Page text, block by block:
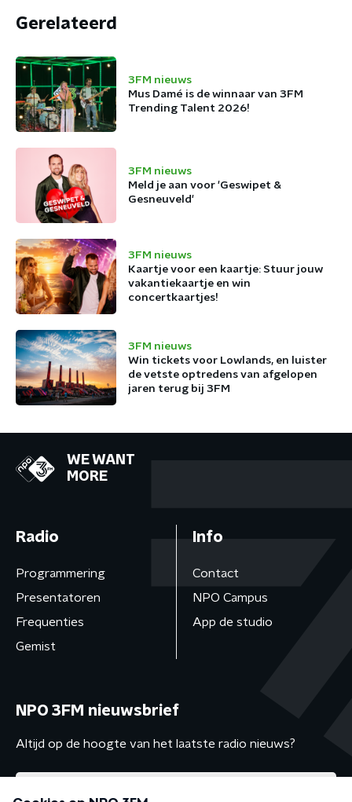
Gerelateerd
3FM nieuws
Mus Damé is de winnaar van 3FM
Trending Talent 2026!
3FM nieuws
Meld je aan voor 'Geswipet &
Gesneuveld'
3FM nieuws
Kaartje voor een kaartje: Stuur jouw
vakantiekaartje en win
concertkaartjes!
3FM nieuws
Win tickets voor Lowlands, en luister
de vetste optredens van afgelopen
jaren terug bij 3FM
WE WANT
MORE
Radio
Programmering
Presentatoren
Frequenties
Gemist
Info
Contact
NPO Campus
App de studio
NPO 3FM nieuwsbrief
Altijd op de hoogte van het laatste radio nieuws?